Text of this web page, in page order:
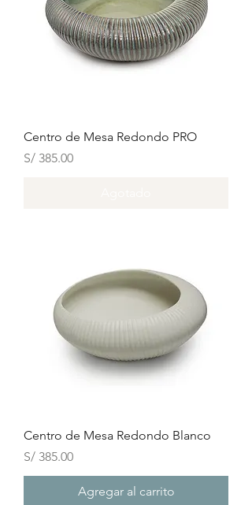
Centro de Mesa Redondo PRO
Precio
S/ 385.00
Centro de Mesa Redondo Blanco
Precio
S/ 385.00
Agregar al carrito